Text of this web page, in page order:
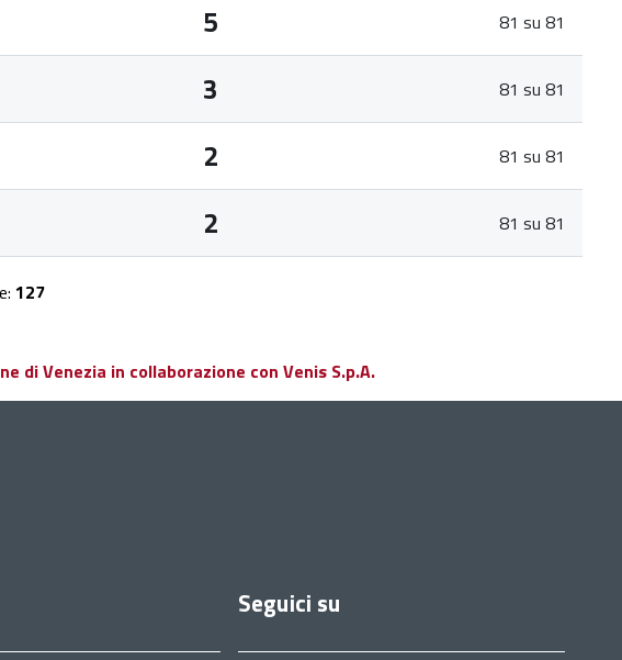
5 81 su 81
3 81 su 81
2 81 su 81
2 81 su 81
127
di Venezia in collaborazione con Venis S.p.A.
Seguici su